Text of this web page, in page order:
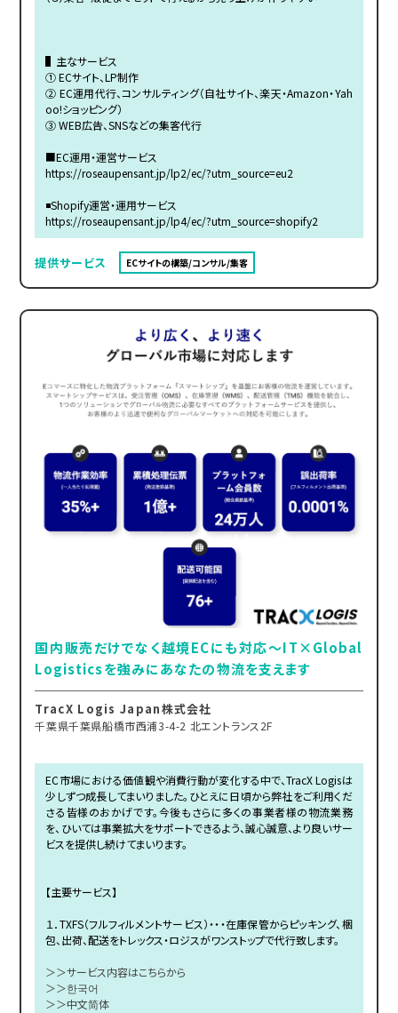
▌主なサービス
① ECサイト、LP制作
② EC運用代行、コンサルティング（自社サイト、楽天・Amazon・Yah
oo!ショッピング）
③ WEB広告、SNSなどの集客代行
■EC運用・運営サービス
https://roseaupensant.jp/lp2/ec/?utm_source=eu2
◾️Shopify運営・運用サービス
https://roseaupensant.jp/lp4/ec/?utm_source=shopify2
提供サービス ECサイトの構築/コンサル/集客
国内販売だけでなく越境ECにも対応～IT×Global
Logisticsを強みにあなたの物流を支えます
TracX Logis Japan株式会社
千葉県千葉県船橋市西浦3-4-2 北エントランス2F
EC市場における価値観や消費行動が変化する中で、TracX Logisは
少しずつ成長してまいりました。ひとえに日頃から弊社をご利用くだ
さる皆様のおかげです。今後もさらに多くの事業者様の物流業務
を、ひいては事業拡大をサポートできるよう、誠心誠意、より良いサー
ビスを提供し続けてまいります。
【主要サービス】
１．TXFS（フルフィルメントサービス）・・・在庫保管からピッキング、梱
包、出荷、配送をトレックス・ロジスがワンストップで代行致します。
＞＞サービス内容はこちらから
＞＞한국어
＞＞中文简体